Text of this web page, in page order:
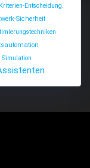
Entscheidung.
Sicherheit
Simulation